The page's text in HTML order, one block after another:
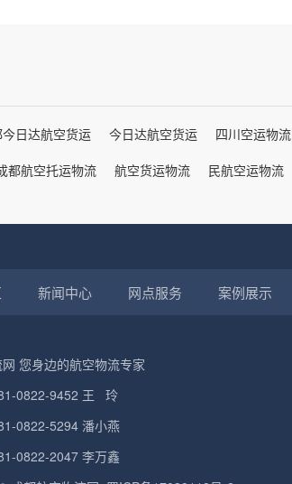
今日达航空货运 今日达航空货运 四川空运物流
都航空托运物流 航空货运物流 民航空运物流
新闻中心 网点服务 案例展示
您身边的航空物流专家
0822-9452 王 玲
0822-5294 潘小燕
0822-2047 李万鑫